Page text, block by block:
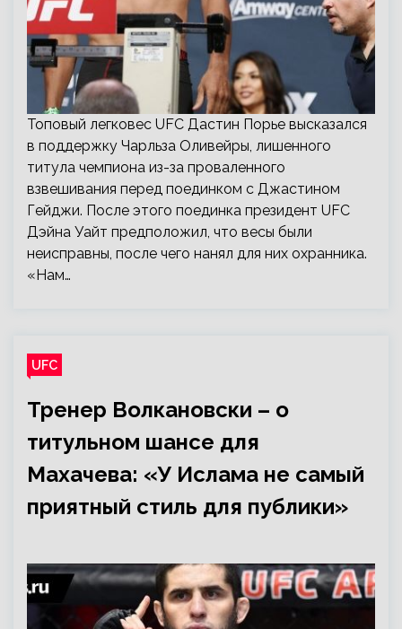
Топовый легковес UFC Дастин Порье высказался
в поддержку Чарльза Оливейры, лишенного
титула чемпиона из-за проваленного
взвешивания перед поединком с Джастином
Гейджи. После этого поединка президент UFC
Дэйна Уайт предположил, что весы были
неисправны, после чего нанял для них охранника.
«Нам…
UFC
Тренер Волкановски – о
титульном шансе для
Махачева: «У Ислама не самый
приятный стиль для публики»